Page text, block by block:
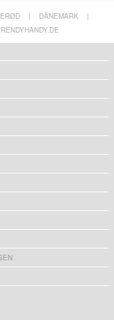
| DÄNEMARK
|